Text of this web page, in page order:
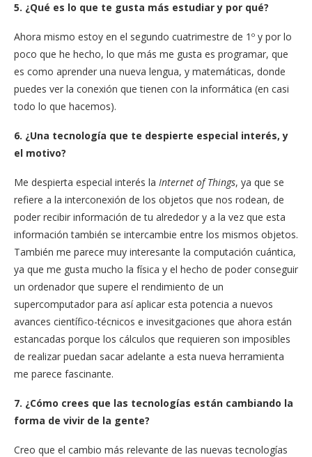
5. ¿Qué es lo que te gusta más estudiar y por qué?
Ahora mismo estoy en el segundo cuatrimestre de 1º y por lo
poco que he hecho, lo que más me gusta es programar, que
es como aprender una nueva lengua, y matemáticas, donde
puedes ver la conexión que tienen con la informática (en casi
todo lo que hacemos).
6. ¿Una tecnología que te despierte especial interés, y
el motivo?
Me despierta especial interés la Internet of Things, ya que se
refiere a la interconexión de los objetos que nos rodean, de
poder recibir información de tu alrededor y a la vez que esta
información también se intercambie entre los mismos objetos.
También me parece muy interesante la computación cuántica,
ya que me gusta mucho la física y el hecho de poder conseguir
un ordenador que supere el rendimiento de un
supercomputador para así aplicar esta potencia a nuevos
avances científico-técnicos e invesitgaciones que ahora están
estancadas porque los cálculos que requieren son imposibles
de realizar puedan sacar adelante a esta nueva herramienta
me parece fascinante.
7. ¿Cómo crees que las tecnologías están cambiando la
forma de vivir de la gente?
Creo que el cambio más relevante de las nuevas tecnologías